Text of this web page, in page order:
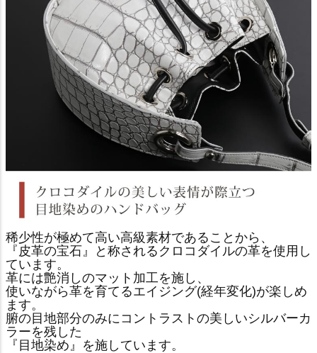
稀少性が極めて高い高級素材であることから、
『皮革の宝石』と称されるクロコダイルの革を使用し
ています。
革には艶消しのマット加工を施し、
使いながら革を育てるエイジング(経年変化)が楽しめ
ます。
腑の目地部分のみにコントラストの美しいシルバーカ
ラーを残した
『目地染め』を施しています。